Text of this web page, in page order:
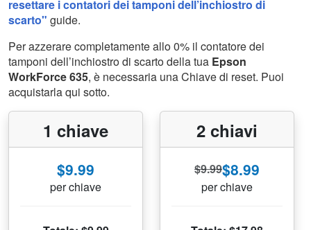
resettare i contatori dei tamponi dell’inchiostro di
scarto" guide.
Per azzerare completamente allo 0% il contatore dei
tamponi dell’inchiostro di scarto della tua Epson
WorkForce 635, è necessaria una Chiave di reset. Puoi
acquistarla qui sotto.
1 chiave
$9.99
per chiave
2 chiavi
$9.99$8.99
per chiave